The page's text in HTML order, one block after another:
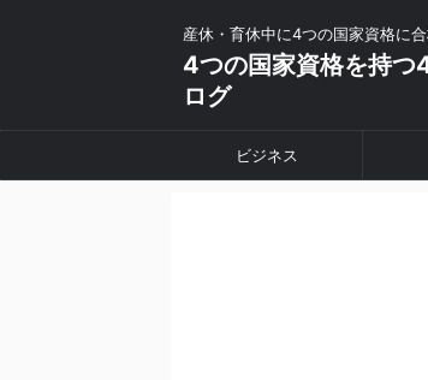
産休・育休中に4つの国家資格に合
4つの国家資格を持つ
ログ
ビジネス